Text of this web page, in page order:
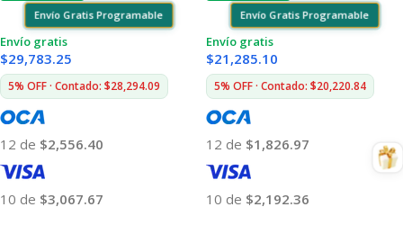
Envío Gratis Programable
Envío gratis
$29,783.25
5% OFF · Contado: $28,294.09
12 de $2,556.40
10 de $3,067.67
Envío Gratis Programable
Envío gratis
$21,285.10
5% OFF · Contado: $20,220.84
12 de $1,826.97
10 de $2,192.36